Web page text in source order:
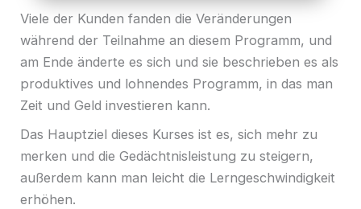
Viele der Kunden fanden die Veränderungen
während der Teilnahme an diesem Programm, und
am Ende änderte es sich und sie beschrieben es als
produktives und lohnendes Programm, in das man
Zeit und Geld investieren kann.
Das Hauptziel dieses Kurses ist es, sich mehr zu
merken und die Gedächtnisleistung zu steigern,
außerdem kann man leicht die Lerngeschwindigkeit
erhöhen.